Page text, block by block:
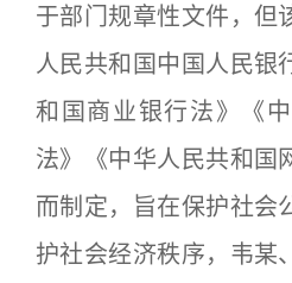
于部门规章性文件，但
人民共和国中国人民银
和国商业银行法》《
法》《中华人民共和国
而制定，旨在保护社会
护社会经济秩序，韦某